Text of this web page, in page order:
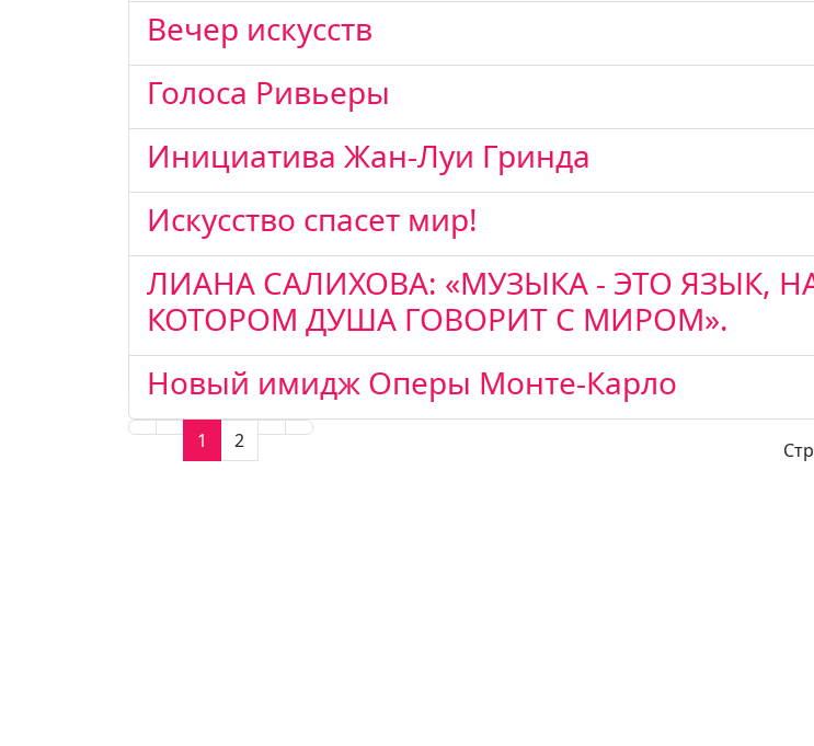
Вечер искусств
Голоса Ривьеры
Инициатива Жан-Луи Гринда
Искусство спасет мир!
ЛИАНА САЛИХОВА: «МУЗЫКА - ЭТО ЯЗЫК,
КОТОРОМ ДУША ГОВОРИТ С МИРОМ».
Новый имидж Оперы Монте-Карло
1 2